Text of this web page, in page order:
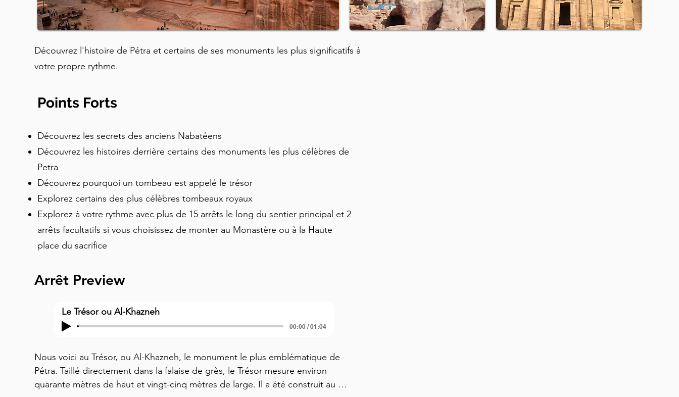
Découvrez l'histoire de Pétra et certains de ses monuments les plus significatifs à
votre propre rythme.
Points Forts
Découvrez les secrets des anciens Nabatéens
Découvrez les histoires derrière certains des monuments les plus célèbres de
Petra
Découvrez pourquoi un tombeau est appelé le trésor
Explorez certains des plus célèbres tombeaux royaux
Explorez à votre rythme avec plus de 15 arrêts le long du sentier principal et 2
arrêts facultatifs si vous choisissez de monter au Monastère ou à la Haute
place du sacrifice
Arrêt Preview
Le Trésor ou Al-Khazneh
00:00 / 01:04
Nous voici au Trésor, ou Al-Khazneh, le monument le plus emblématique de
Pétra. Taillé directement dans la falaise de grès, le Trésor mesure environ
quarante mètres de haut et vingt-cinq mètres de large. Il a été construit au